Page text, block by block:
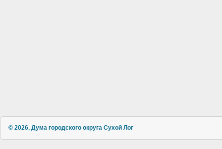
© 2026, Дума городского округа Сухой Лог